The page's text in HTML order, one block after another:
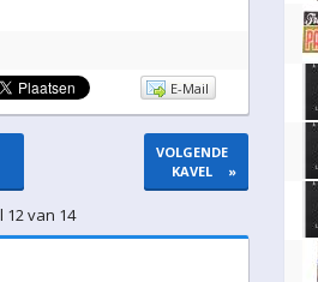
E-Mail
VOLGENDE
KAVEL
»
12 van 14